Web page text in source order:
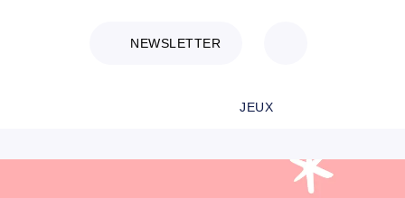
NEWSLETTER
JEUX